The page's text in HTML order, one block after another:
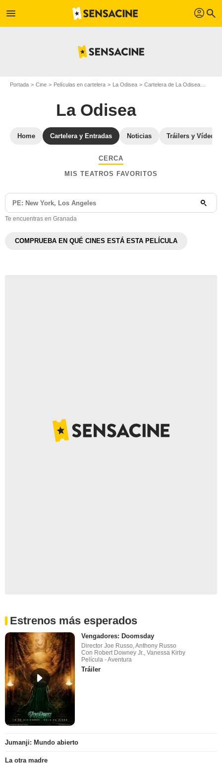
menu profil search
Portada Cine Películas en cartelera La Odisea Cartelera de La Odisea
La Odisea
Home Cartelera y Entradas Noticias Tráilers y Vídeos
CERCA
MIS TEATROS FAVORITOS
Te encuentras en Granada
COMPRUEBA EN QUÉ CINES ESTÁ ESTA PELÍCULA
Estrenos más esperados
Vengadores: Doomsday
Director Joe Russo, Anthony Russo
Con Robert Downey Jr., Vanessa Kirby
Película - Aventura
Tráiler
Jumanji: Mundo abierto
La otra madre